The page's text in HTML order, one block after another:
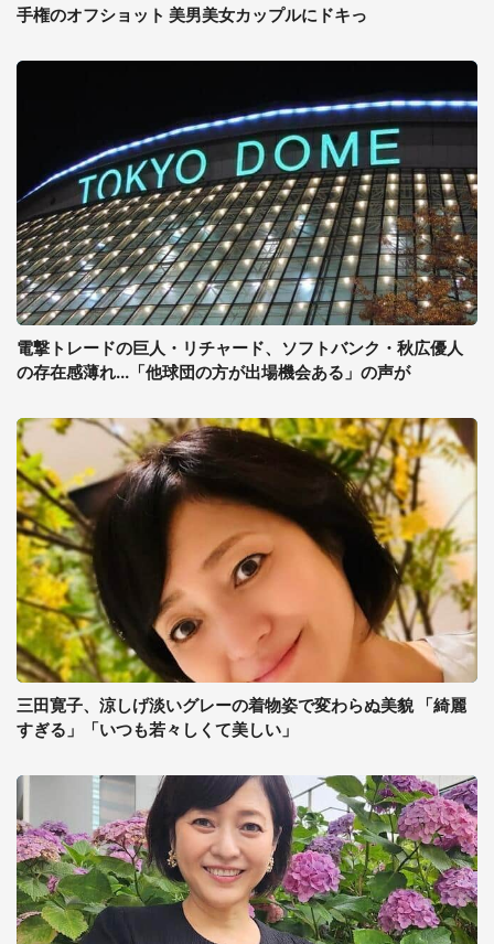
手権のオフショット 美男美女カップルにドキっ
電撃トレードの巨人・リチャード、ソフトバンク・秋広優人
の存在感薄れ...「他球団の方が出場機会ある」の声が
三田寛子、涼しげ淡いグレーの着物姿で変わらぬ美貌 「綺麗
すぎる」「いつも若々しくて美しい」